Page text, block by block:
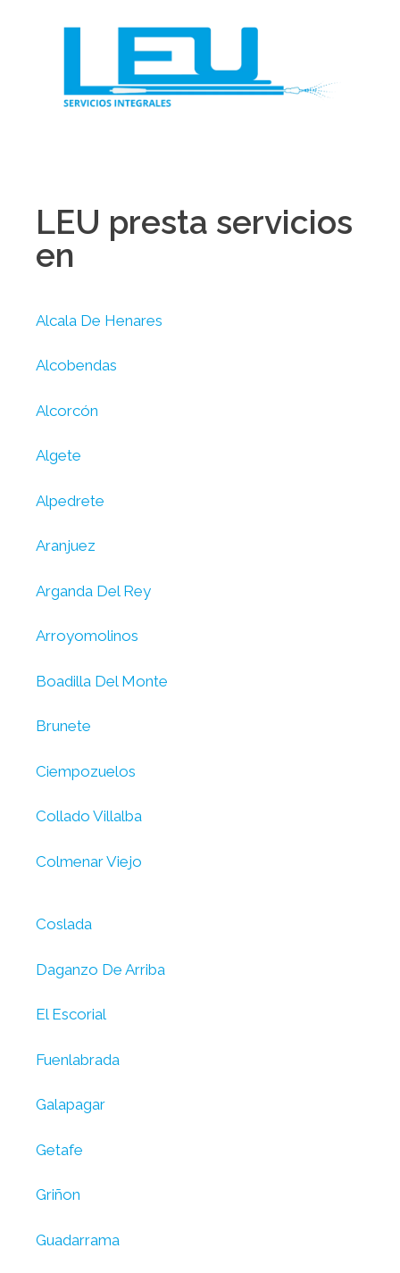
LEU presta servicios
en
Alcala De Henares
Alcobendas
Alcorcón
Algete
Alpedrete
Aranjuez
Arganda Del Rey
Arroyomolinos
Boadilla Del Monte
Brunete
Ciempozuelos
Collado Villalba
Colmenar Viejo
Coslada
Daganzo De Arriba
El Escorial
Fuenlabrada
Galapagar
Getafe
Griñon
Guadarrama